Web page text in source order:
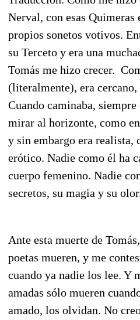
Nerval, con esas Quimeras
propios sonetos votivos.
su Terceto y era una
Tomás me hizo crecer.
(literalmente), era
Cuando caminaba,
mirar al horizonte, como
y sin embargo era realista,
erótico. Nadie como él ha
cuerpo femenino. Nadie
secretos, su magia y su
Ante esta muerte de
poetas mueren, y me
cuando ya nadie los lee. Y
amadas sólo mueren
amado, los olvidan. No